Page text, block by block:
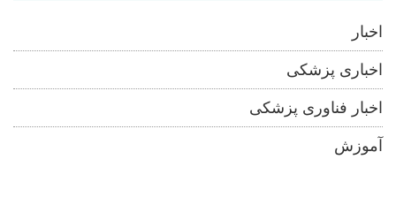
اخبار
اخباری پزشکی
اخبار فناوری پزشکی
آموزش